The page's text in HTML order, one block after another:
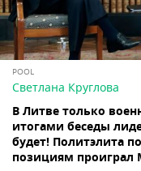
POOL
Светлана Круглова
В Литве только
итогами беседы
будет! Политэлита
позициям проиграл